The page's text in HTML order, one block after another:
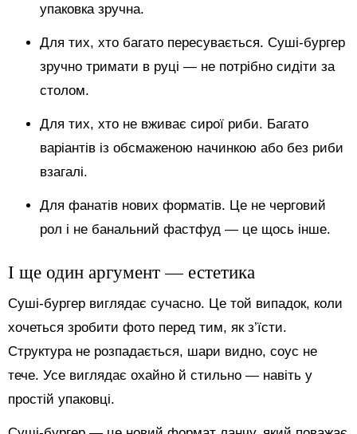
упаковка зручна.
Для тих, хто багато пересувається. Суші-бургер
зручно тримати в руці — не потрібно сидіти за
столом.
Для тих, хто не вживає сирої риби. Багато
варіантів із обсмаженою начинкою або без риби
взагалі.
Для фанатів нових форматів. Це не черговий
рол і не банальний фастфуд — це щось інше.
І ще один аргумент — естетика
Суші-бургер виглядає сучасно. Це той випадок, коли
хочеться зробити фото перед тим, як з’їсти.
Структура не розпадається, шари видно, соус не
тече. Усе виглядає охайно й стильно — навіть у
простій упаковці.